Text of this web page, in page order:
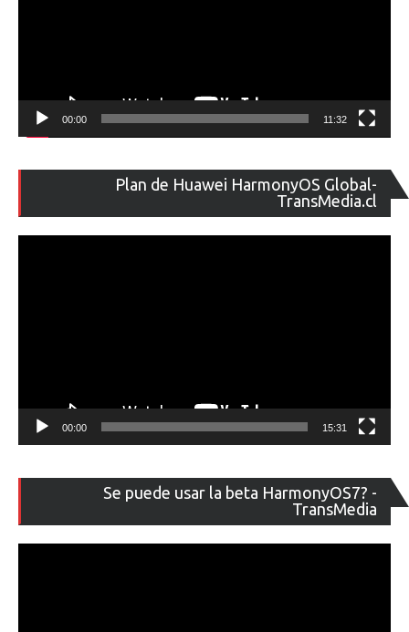
00:00 11:32
Plan de Huawei HarmonyOS Global-
TransMedia.cl
de
00:00 15:31
Se puede usar la beta HarmonyOS7? -
TransMedia
de